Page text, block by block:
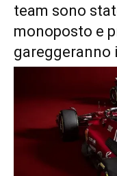
team sono
monoposto e
gareggeranno